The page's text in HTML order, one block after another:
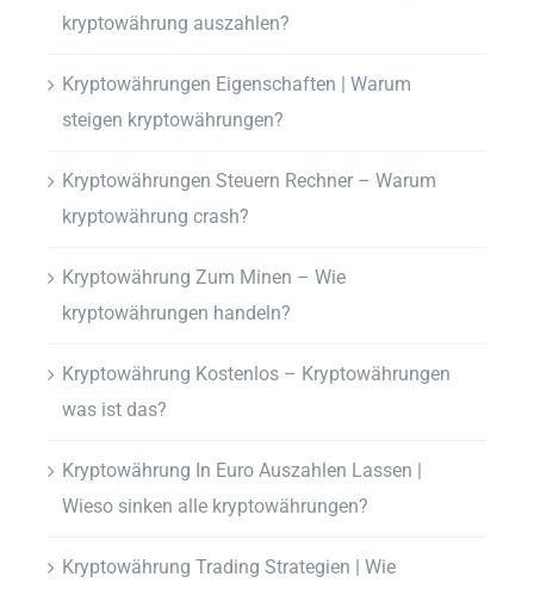
kryptowährung auszahlen?
Kryptowährungen Eigenschaften | Warum
steigen kryptowährungen?
Kryptowährungen Steuern Rechner – Warum
kryptowährung crash?
Kryptowährung Zum Minen – Wie
kryptowährungen handeln?
Kryptowährung Kostenlos – Kryptowährungen
was ist das?
Kryptowährung In Euro Auszahlen Lassen |
Wieso sinken alle kryptowährungen?
Kryptowährung Trading Strategien | Wie